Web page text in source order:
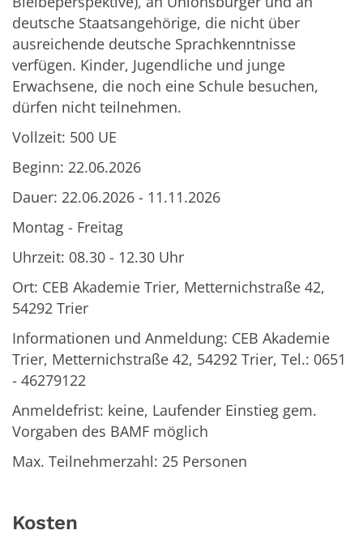
deutsche Staatsangehörige, die nicht über
ausreichende deutsche Sprachkenntnisse
verfügen. Kinder, Jugendliche und junge
Erwachsene, die noch eine Schule besuchen,
dürfen nicht teilnehmen.
Vollzeit: 500 UE
Beginn: 22.06.2026
Dauer: 22.06.2026 - 11.11.2026
Montag - Freitag
Uhrzeit: 08.30 - 12.30 Uhr
Ort: CEB Akademie Trier, Metternichstraße 42,
54292 Trier
Informationen und Anmeldung: CEB Akademie
Trier, Metternichstraße 42, 54292 Trier, Tel.: 0651
- 46279122
Anmeldefrist: keine, Laufender Einstieg gem.
Vorgaben des BAMF möglich
Max. Teilnehmerzahl: 25 Personen
Kosten